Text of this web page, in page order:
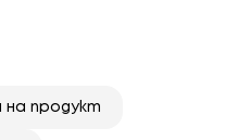
на продукт